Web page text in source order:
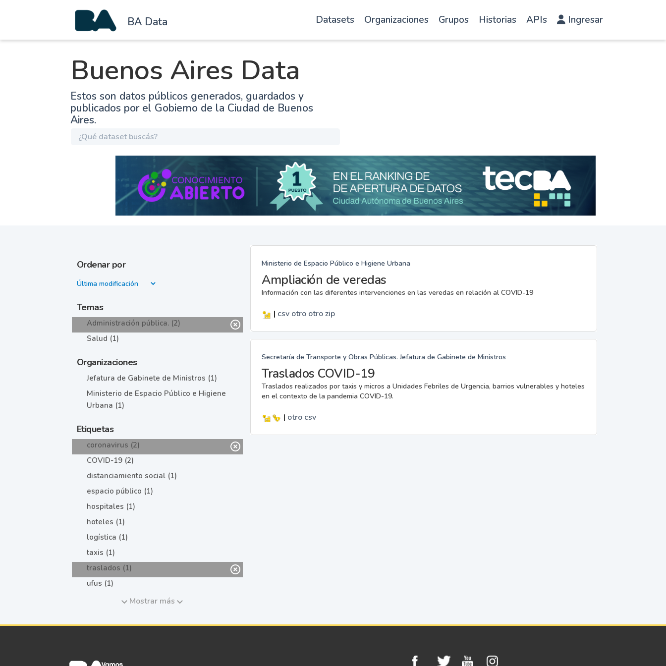
BA Data Datasets Organizaciones Grupos Historias APIs Ingresar
Buenos Aires Data
Estos son datos públicos generados, guardados y
publicados por el Gobierno de la Ciudad de Buenos
Aires.
Ordenar por
Temas
Administración pública. (2)
Salud (1)
Organizaciones
Jefatura de Gabinete de Ministros (1)
Ministerio de Espacio Público e Higiene
Urbana (1)
Etiquetas
coronavirus (2)
COVID-19 (2)
distanciamiento social (1)
espacio público (1)
hospitales (1)
hoteles (1)
logística (1)
taxis (1)
traslados (1)
ufus (1)
Mostrar más
Ministerio de Espacio Público e Higiene Urbana
Ampliación de veredas
Información con las diferentes intervenciones en las veredas en relación al COVID-19
| csv otro otrozip
Secretaría de Transporte y Obras Públicas. Jefatura de Gabinete de Ministros
Traslados COVID-19
Traslados realizados por taxis y micros a Unidades Febriles de Urgencia, barrios vulnerables y hoteles
en el contexto de la pandemia COVID-19.
| otro csv